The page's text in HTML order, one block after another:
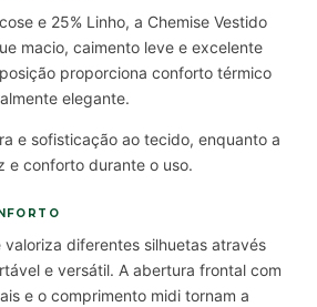
e 25% Linho, a Chemise Vestido
macio, caimento leve e excelente
proporciona conforto térmico
elegante.
e sofisticação ao tecido, enquanto a
e conforto durante o uso.
valoriza diferentes silhuetas através
e versátil. A abertura frontal com
e o comprimento midi tornam a